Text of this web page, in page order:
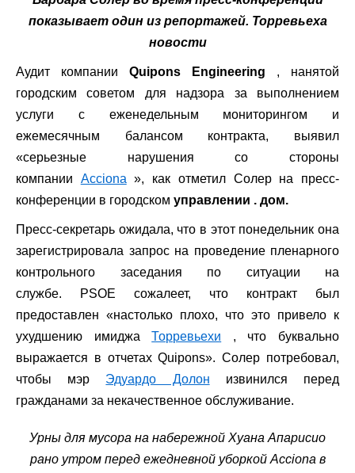
показывает один из репортажей. Торревьеха
новости
Аудит компании Quipons Engineering , нанятой
городским советом для надзора за выполнением
услуги с еженедельным мониторингом и
ежемесячным балансом контракта, выявил
«серьезные нарушения со стороны
компании Acciona », как отметил Солер на пресс-
конференции в городском управлении . дом.
Пресс-секретарь ожидала, что в этот понедельник она
зарегистрировала запрос на проведение пленарного
контрольного заседания по ситуации на
службе. PSOE сожалеет, что контракт был
предоставлен «настолько плохо, что это привело к
ухудшению имиджаТорревьехи , что буквально
выражается в отчетах Quipons». Солер потребовал,
чтобы мэр Эдуардо Долон извинился перед
гражданами за некачественное обслуживание.
Урны для мусора на набережной Хуана Апарисио
рано утром перед ежедневной уборкой Acciona в